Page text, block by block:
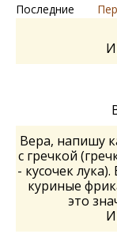
Последние
Вера, напишу
с гречкой
- кусочек
куриные
это